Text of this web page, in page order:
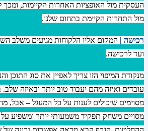
העסקית מול האופציות האחרות הקיימות,
מול התחרות הקיימת בתחום שלנו.
רכישה | המקום אליו הלקוחות מגיעים משלב
ועד לרכישה.
מנקודת המיפוי הזו צריך לאפיין את סוג התוכן
עובדים ואיזה מהם יעבוד טוב יותר ובאיזה
מסוימים שיכולים לענות על כל המעגל – אבל,
מסויים משחק תפקיד משמעותי יותר ומשפיע